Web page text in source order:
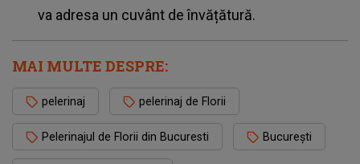
va adresa un cuvânt de învățătură.
MAI MULTE DESPRE:
pelerinaj pelerinaj de Florii
Pelerinajul de Florii din Bucuresti București